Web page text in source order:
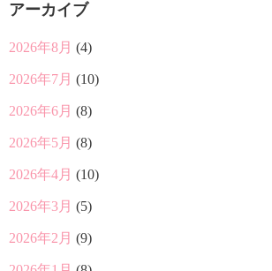
アーカイブ
2026年8月 (4)
2026年7月 (10)
2026年6月 (8)
2026年5月 (8)
2026年4月 (10)
2026年3月 (5)
2026年2月 (9)